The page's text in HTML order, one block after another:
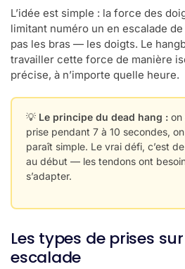
L’idée est simple : la force des
limitant numéro un en escalade
pas les bras — les doigts. Le
travailler cette force de manière
précise, à n’importe quelle heure.
💡 Le principe du dead hang : on
prise pendant 7 à 10 secondes,
paraît simple. Le vrai défi, c’est
au début — les tendons ont
s’adapter.
Les types de prises
escalade